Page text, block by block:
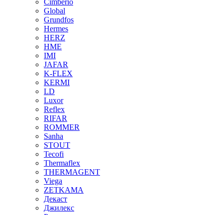
Global
Grundfos
Hermes
HERZ
HME
IMI
JAFAR
K-FLEX
KERMI
LD
Luxor
Reflex
RIFAR
ROMMER
Sanha
STOUT
Tecofi
Thermaflex
THERMAGENT
Viega
ZETKAMA
Декаст
Джилекс